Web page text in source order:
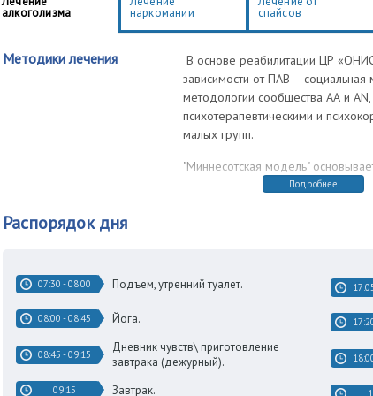
привлечение близких и родственников пациентов к
для созависимых;
алкоголизма наркомании спайсов
Методики лечения
В основе реабилитации ЦР
зависимости от ПАВ – социальная
методологии сообщества АА и
психотерапевтическими и
малых групп.
"Миннесотская модель"
)определение алкоголизма и
Анозогнозия,
Подробнее
Распорядок дня
07:30 - 08:00 Подъем, утренний туалет.
08:00 - 08:45 Йога.
08:45 - 09:15
Дневник чувств\ приготовление
завтрака (дежурный).
09:15 Завтрак.